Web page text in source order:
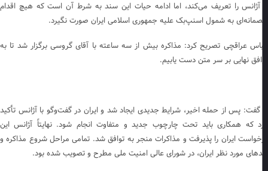
آژانس را تعریف می‌کند، اما ادامه حیات این سند به شرط آن است که هیچ اقدام
به شمول اسنپ‌بک علیه جمهوری اسلامی ایران صورت نگیرد.
عراقچی تصریح کرد: مذاکره بیش از سه ساعته با آقای گروسی برگزار شد تا به
نهایی بر سر متن دست یابیم.
گفت: پس از حمله اخیر، شرایط جدیدی ایجاد شد و ایران در گفت‌و‌گو با آژانس تأکید
که همکاری باید تحت چارچوب جدید و متفاوت انجام شود. نهایتاً آژانس این
ایران را پذیرفت و مذاکرات منجر به توافق شد. تمامی مراحل شروع مذاکره و
مورد نظر ایران، در شورای عالی امنیت ملی مطرح و تصویب شده بود.